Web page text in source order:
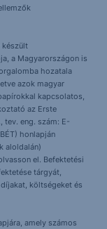
a Magyarországon is
hozatala
azok magyar
kapcsolatos,
az Erste
tev. eng. szám: E-
honlapján
aloldalán)
el. Befektetési
tárgyát,
költségeket és
amely számos